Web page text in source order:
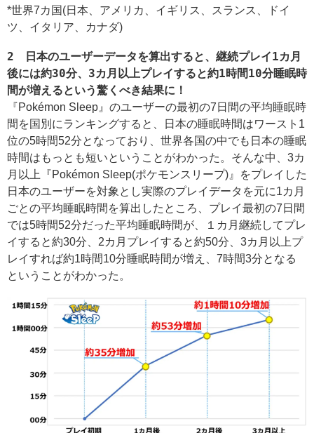
*世界7カ国(日本、アメリカ、イギリス、スランス、ドイ
ツ、イタリア、カナダ)
2 日本のユーザーデータを算出すると、継続プレイ1カ月
後には約30分、3カ月以上プレイすると約1時間10分睡眠時
間が増えるという驚くべき結果に！
『Pokémon Sleep』のユーザーの最初の7日間の平均睡眠時
間を国別にランキングすると、日本の睡眠時間はワースト1
位の5時間52分となっており、世界各国の中でも日本の睡眠
時間はもっとも短いということがわかった。そんな中、3カ
月以上『Pokémon Sleep(ポケモンスリープ)』をプレイした
日本のユーザーを対象とし実際のプレイデータを元に1カ月
ごとの平均睡眠時間を算出したところ、プレイ最初の7日間
では5時間52分だった平均睡眠時間が、１カ月継続してプレ
イすると約30分、2カ月プレイすると約50分、3カ月以上プ
レイすれば約1時間10分睡眠時間が増え、7時間3分となる
ということがわかった。